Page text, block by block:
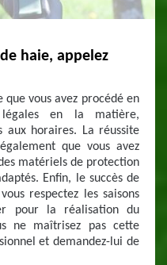
haie, appelez
que vous avez procédé en
légales en la matière,
aux horaires. La réussite
que vous avez
matériels de protection
Enfin, le succès de
respectez les saisons
pour la réalisation du
ne maîtrisez pas cette
et demandez-lui de